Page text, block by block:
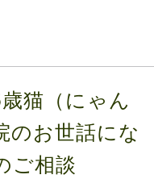
ットフード価...
猫（にゃん
のお世話にな
ご相談